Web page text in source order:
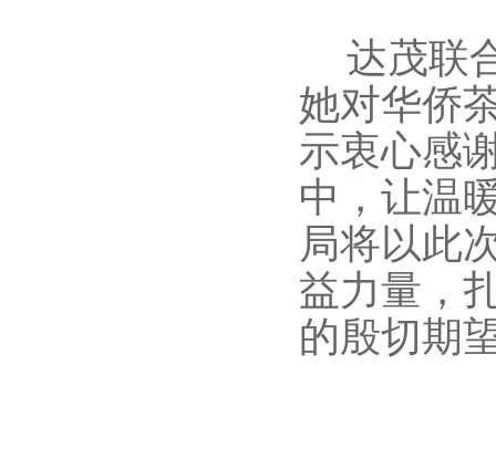
达茂联
她对华侨
示衷心感
中，让温
局将以此
益力量，
的殷切期